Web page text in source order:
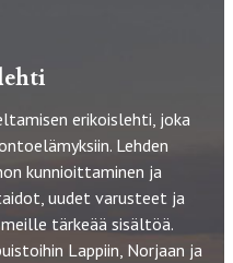
erikoislehti, joka
Lehden
kunnioittaminen ja
uudet varusteet ja
tärkeää sisältöä.
Lappiin, Norjaan ja